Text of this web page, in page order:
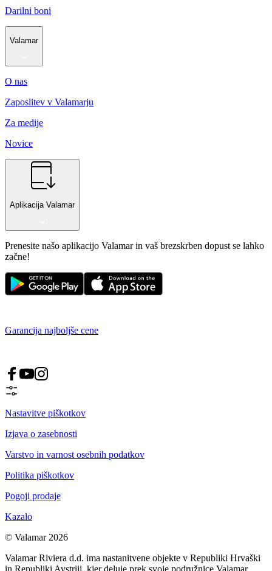
Darilni boni
Valamar
O nas
Zaposlitev v Valamarju
Za medije
Novice
Aplikacija Valamar
Prenesite našo aplikacijo Valamar in vaš brezskrben dopust se lahko
začne!
Garancija najboljše cene
Nastavitve piškotkov
Izjava o zasebnosti
Varstvo in varnost osebnih podatkov
Politika piškotkov
Pogoji prodaje
Kazalo
© Valamar 2026
Valamar Riviera d.d. ima nastanitvene objekte v Republiki Hrvaški
in Republiki Avstriji, kjer deluje prek svoje podružnice Valamar